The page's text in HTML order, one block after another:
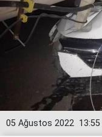
13:55
05 Ağustos 2022